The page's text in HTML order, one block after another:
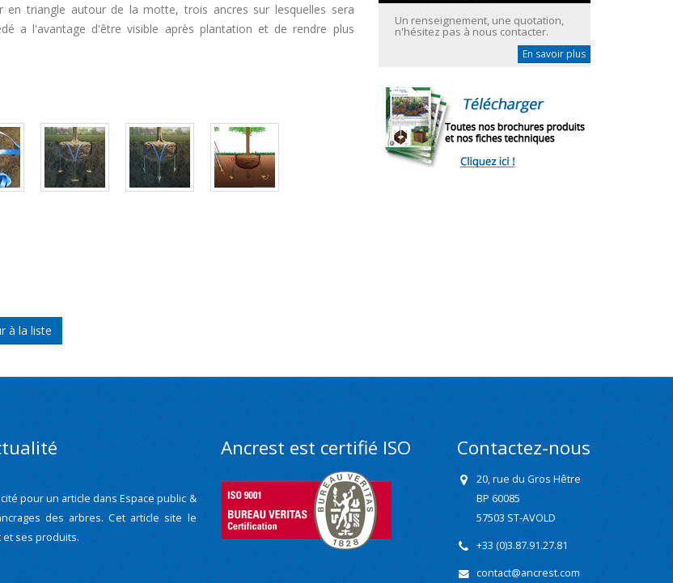
en triangle autour de la motte, trois ancres sur lesquelles sera
a l'avantage d'être visible après plantation et de rendre plus
à la liste
Un renseignement, une quotation,
n'hésitez pas à nous contacter.
En savoir plus
pour un article dans Espace public &
des arbres. Cet article site le
et ses produits.
Ancrest est certifié ISO Contactez-nous
20, rue du Gros Hêtre
BP 60085
57503 ST-AVOLD
+33 (0)3.87.91.27.81
contact@ancrest.com